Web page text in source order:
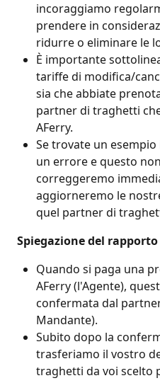
incoraggiamo
prendere in
ridurre o eliminare le
È importante
tariffe di modifica/
sia che abbiate
partner di traghetti
AFerry.
Se trovate un
un errore e questo
correggeremo
aggiorneremo le
quel partner di
Spiegazione del
Quando si paga una
AFerry (l'Agente),
confermata dal
Mandante).
Subito dopo la
trasferiamo il vostro
traghetti da voi scelto